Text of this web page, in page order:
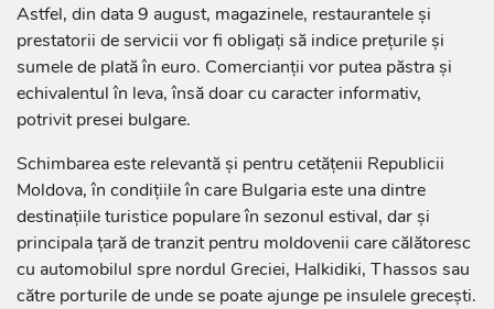
Astfel, din data 9 august, magazinele, restaurantele și
prestatorii de servicii vor fi obligați să indice prețurile și
sumele de plată în euro. Comercianții vor putea păstra și
echivalentul în leva, însă doar cu caracter informativ,
potrivit presei bulgare.
Schimbarea este relevantă și pentru cetățenii Republicii
Moldova, în condițiile în care Bulgaria este una dintre
destinațiile turistice populare în sezonul estival, dar și
principala țară de tranzit pentru moldovenii care călătoresc
cu automobilul spre nordul Greciei, Halkidiki, Thassos sau
către porturile de unde se poate ajunge pe insulele grecești.